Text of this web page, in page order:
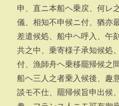
申、直ニ本船ヘ乗戻、何レ
儀、相知不申候ニ付、猶亦
差遣候処、船中ヘ呼入、午
共之中、乗寄様子承知候処
付、漁師舟ヘ乗移罷帰候之
船ヘ三人之者乗入候後、趣
談モ不仕、罷帰候旨申出候